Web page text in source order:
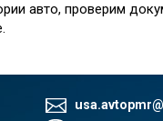
авто, проверим